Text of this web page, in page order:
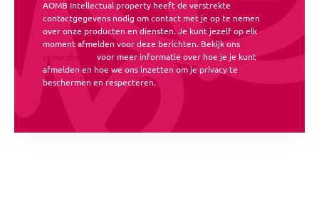
AOMB Intellectual property heeft de verstrekte
contactgegevens nodig om contact met je op te nemen
over onze producten en diensten. Je kunt jezelf op elk
moment afmelden voor deze berichten. Bekijk ons
voor meer informatie over hoe je je kunt
afmelden en hoe we ons inzetten om je privacy te
beschermen en respecteren.